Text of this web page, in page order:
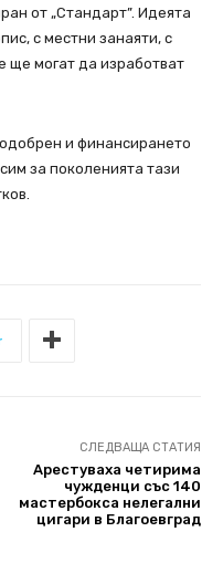
от „Стандарт”. Идеята
с местни занаяти, с
ще могат да изработват
и финансирането
за поколенията тази
СЛЕДВАЩА СТАТИЯ
Арестуваха четирима
чужденци със 140
мастербокса нелегални
цигари в Благоевград